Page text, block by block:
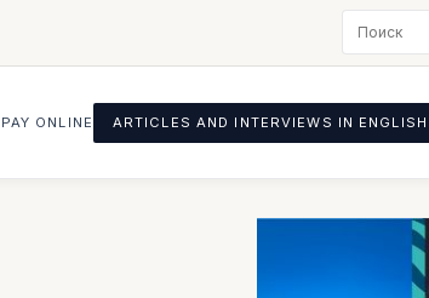
PAY ONLINE ARTICLES AND INTERVIEWS IN ENGLISH